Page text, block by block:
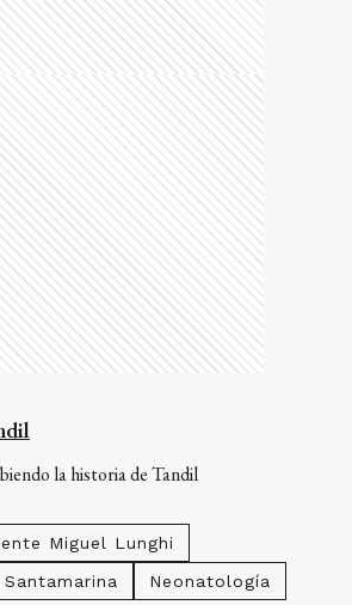
la historia de Tandil
Miguel Lunghi
Neonatología